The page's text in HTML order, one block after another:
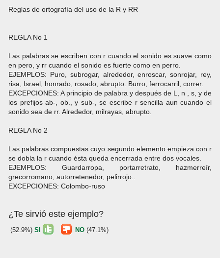
Reglas de ortografía del uso de la R y RR
REGLA No 1
Las palabras se escriben con r cuando el sonido es suave como
en pero, y rr cuando el sonido es fuerte como en perro.
EJEMPLOS: Puro, subrogar, alrededor, enroscar, sonrojar, rey,
risa, Israel, honrado, rosado, abrupto. Burro, ferrocarril, correr.
EXCEPCIONES: A principio de palabra y después de L, n , s, y de
los prefijos ab-, ob., y sub-, se escribe r sencilla aun cuando el
sonido sea de rr. Alrededor, milrayas, abrupto.
REGLA No 2
Las palabras compuestas cuyo segundo elemento empieza con r
se dobla la r cuando ésta queda encerrada entre dos vocales.
EJEMPLOS: Guardarropa, portarretrato, hazmerreír,
grecorromano, autorretenedor, pelirrojo..
EXCEPCIONES: Colombo-ruso
¿Te sirvió este ejemplo?
(52.9%) SI NO (47.1%)